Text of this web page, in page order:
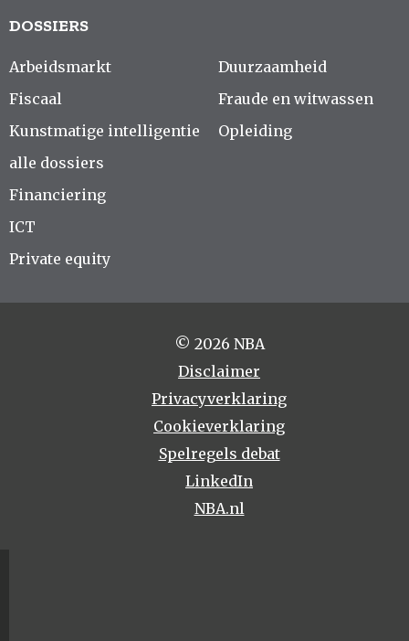
DOSSIERS
Arbeidsmarkt
Fiscaal
Kunstmatige intelligentie
alle dossiers
Duurzaamheid
Fraude en witwassen
Opleiding
Financiering
ICT
Private equity
© 2026 NBA
Disclaimer
Privacyverklaring
Cookieverklaring
Spelregels debat
LinkedIn
NBA.nl